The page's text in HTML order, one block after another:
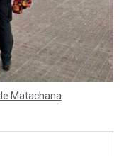
Matachana